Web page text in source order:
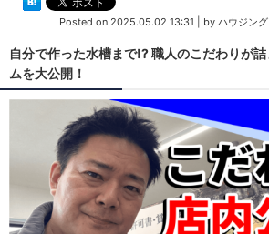
Posted on 2025.05.02 13:31 by ハウジン
自分で作った水槽まで!? 職人のこだわりが
ムを大公開！